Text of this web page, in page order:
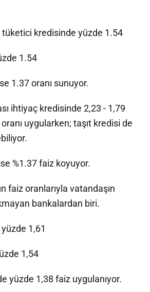
tüketici kredisinde yüzde 1.54
1.54
1.37 oranı sunuyor.
ihtiyaç kredisinde 2,23 - 1,79
uygularken; taşıt kredisi de
%1.37 faiz koyuyor.
faiz oranlarıyla vatandaşın
bankalardan biri.
1,61
1,54
yüzde 1,38 faiz uygulanıyor.